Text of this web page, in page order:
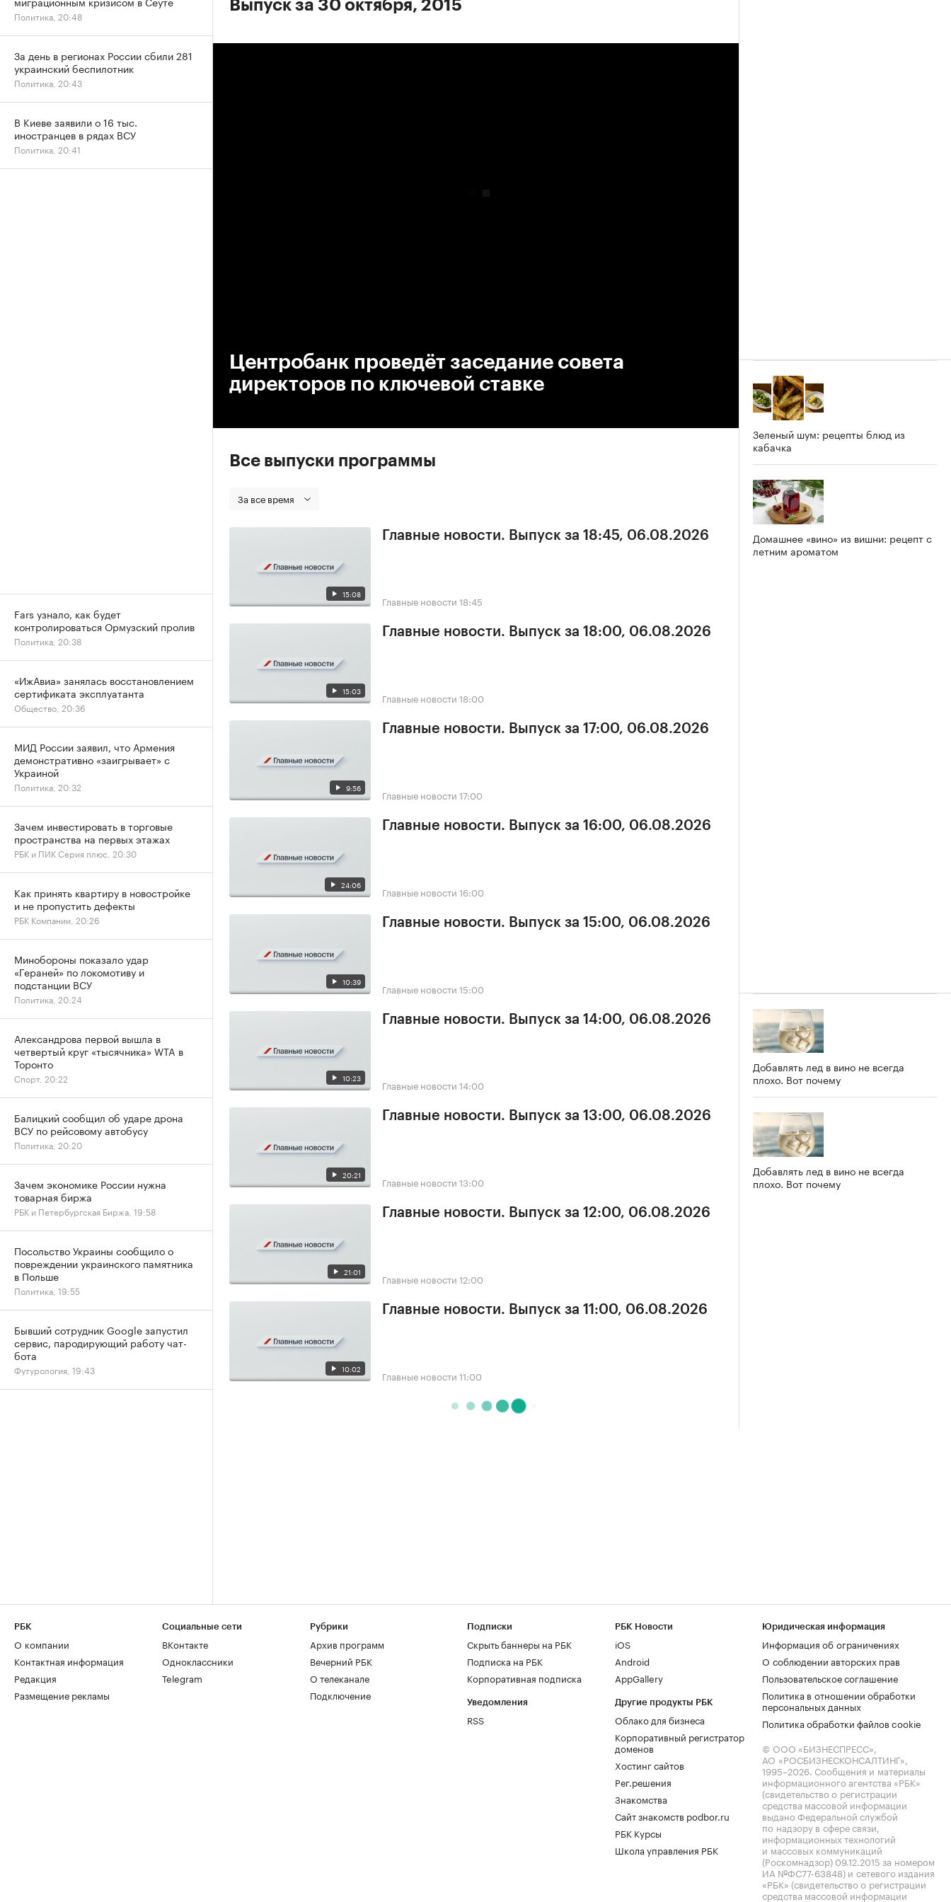
Выпуск за 30 октября, 2015
Центробанк проведёт заседание совета
директоров по ключевой ставке
Все выпуски программы
За все время
15:08
Главные новости. Выпуск за 18:45, 06.08.2026
Главные новости 18:45
15:03
Главные новости. Выпуск за 18:00, 06.08.2026
Главные новости 18:00
9:56
Главные новости. Выпуск за 17:00, 06.08.2026
Главные новости 17:00
24:06
Главные новости. Выпуск за 16:00, 06.08.2026
Главные новости 16:00
10:39
Главные новости. Выпуск за 15:00, 06.08.2026
Главные новости 15:00
10:23
Главные новости. Выпуск за 14:00, 06.08.2026
Главные новости 14:00
20:21
Главные новости. Выпуск за 13:00, 06.08.2026
Главные новости 13:00
21:01
Главные новости. Выпуск за 12:00, 06.08.2026
Главные новости 12:00
10:02
Главные новости. Выпуск за 11:00, 06.08.2026
Главные новости 11:00
Зеленый шум: рецепты блюд из
кабачка
Домашнее «вино» из вишни: рецепт с
летним ароматом
Добавлять лед в вино не всегда
плохо. Вот почему
Добавлять лед в вино не всегда
плохо. Вот почему
Политика, 20:48
За день в регионах России сбили 281
украинский беспилотник
Политика, 20:43
В Киеве заявили о 16 тыс.
иностранцев в рядах ВСУ
Политика, 20:41
Fars узнало, как будет
контролироваться Ормузский пролив
Политика, 20:38
«ИжАвиа» занялась восстановлением
сертификата эксплуатанта
Общество, 20:36
МИД России заявил, что Армения
демонстративно «заигрывает» с
Украиной
Политика, 20:32
Зачем инвестировать в торговые
пространства на первых этажах
РБК и ПИК Серия плюс, 20:30
Как принять квартиру в новостройке
и не пропустить дефекты
РБК Компании, 20:26
Минобороны показало удар
«Гераней» по локомотиву и
подстанции ВСУ
Политика, 20:24
Александрова первой вышла в
четвертый круг «тысячника» WTA в
Торонто
Спорт, 20:22
Балицкий сообщил об ударе дрона
ВСУ по рейсовому автобусу
Политика, 20:20
Зачем экономике России нужна
товарная биржа
РБК и Петербургская Биржа, 19:58
Посольство Украины сообщило о
повреждении украинского памятника
в Польше
Политика, 19:55
Бывший сотрудник Google запустил
сервис, пародирующий работу чат-
бота
Футурология, 19:43
РБК
О компании
Контактная информация
Редакция
Размещение рекламы
Социальные сети
ВКонтакте
Одноклассники
Telegram
Рубрики
Архив программ
Вечерний РБК
О телеканале
Подключение
Подписки
Скрыть баннеры на РБК
Подписка на РБК
Корпоративная подписка
Уведомления
RSS
РБК Новости
iOS
Android
AppGallery
Другие продукты РБК
Облако для бизнеса
Корпоративный регистратор
доменов
Хостинг сайтов
Рег.решения
Знакомства
Сайт знакомств podbor.ru
РБК Курсы
Школа управления РБК
Юридическая информация
Информация об ограничениях
О соблюдении авторских прав
Пользовательское соглашение
Политика в отношении обработки
персональных данных
Политика обработки файлов cookie
© ООО «БИЗНЕСПРЕСС»,
АО «РОСБИЗНЕСКОНСАЛТИНГ»,
1995–2026. Сообщения и материалы
информационного агентства «РБК»
(свидетельство о регистрации
средства массовой информации
выдано Федеральной службой
по надзору в сфере связи,
информационных технологий
и массовых коммуникаций
(Роскомнадзор) 09.12.2015 за номером
ИА №ФС77-63848) и сетевого издания
«РБК» (свидетельство о регистрации
средства массовой информации